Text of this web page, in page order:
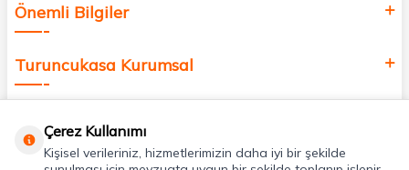
Önemli Bilgiler
Turuncukasa Kurumsal
Çerez Kullanımı
Kişisel verileriniz, hizmetlerimizin daha iyi bir şekilde